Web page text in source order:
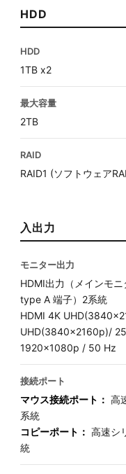
HDD
HDD
1TB x2
最大容量
2TB
RAID
RAID1 (ソフトウェア
入出力
モニター出力
HDMI出力（メインモ
type A 端子）2系統
HDMI 4K
UHD(3840x2160p)/
1920x1080p / 50 Hz
接続ポート
マウス接続ポート： 高
系統
コピーポート： 高速シ
統